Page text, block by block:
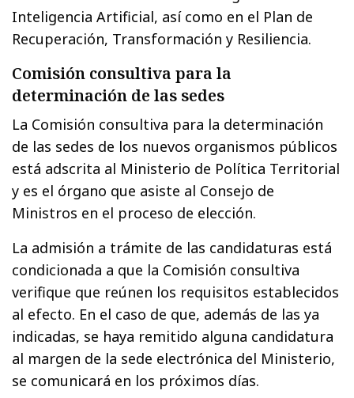
Inteligencia Artificial, así como en el Plan de
Recuperación, Transformación y Resiliencia​.
Comisión consultiva para la
determinación de las sedes
La Comisión consultiva para la determinación
de las sedes de los nuevos organismos públicos
está adscrita al Ministerio de Política Territorial
y es el órgano que asiste al Consejo de
Ministros en el proceso de elección.
La admisión a trámite de las candidaturas está
condicionada a que la Comisión consultiva
verifique que reúnen los requisitos establecidos
al efecto. En el caso de que, además de las ya
indicadas, se haya remitido alguna candidatura
al margen de la sede electrónica del Ministerio,
se comunicará en los próximos días.